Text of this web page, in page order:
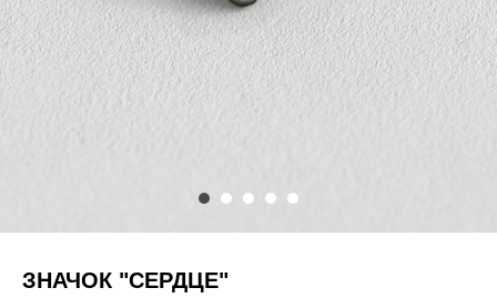
ЗНАЧОК "СЕРДЦЕ"